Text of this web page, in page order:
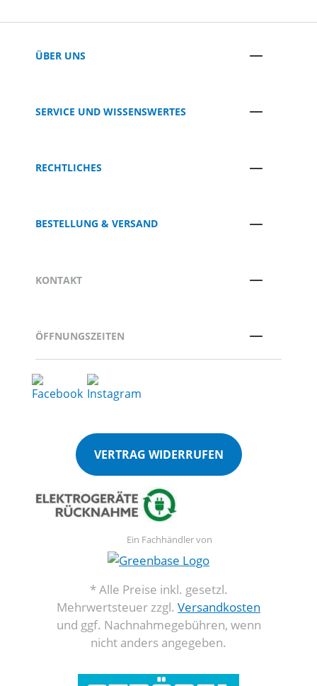
ÜBER UNS
SERVICE UND WISSENSWERTES
RECHTLICHES
BESTELLUNG & VERSAND
KONTAKT
ÖFFNUNGSZEITEN
VERTRAG WIDERRUFEN
Ein Fachhändler von
* Alle Preise inkl. gesetzl.
Mehrwertsteuer zzgl. Versandkosten
und ggf. Nachnahmegebühren, wenn
nicht anders angegeben.